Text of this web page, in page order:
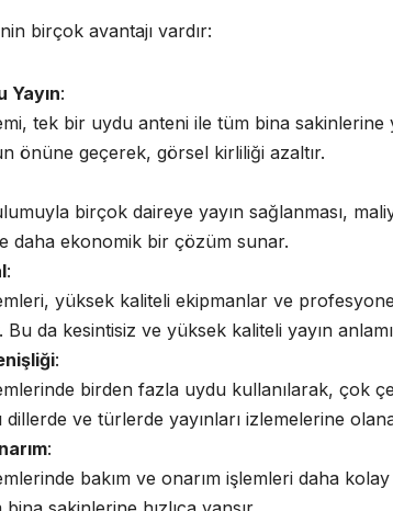
birçok avantajı vardır:
Yayın:
tek bir uydu anteni ile tüm bina sakinlerine
önüne geçerek, görsel kirliliği azaltır.
birçok daireye yayın sağlanması,
daha ekonomik bir çözüm sunar.
:
yüksek kaliteli ekipmanlar ve
da kesintisiz ve yüksek kaliteli yayın
:
birden fazla uydu kullanılarak, çok
dillerde ve türlerde yayınları izlemelerine
:
bakım ve onarım işlemleri daha kolay